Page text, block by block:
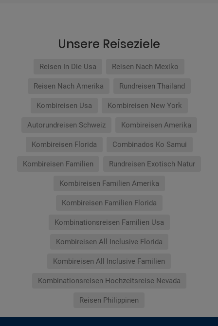
Unsere Reiseziele
Reisen In Die Usa Reisen Nach Mexiko
Reisen Nach Amerika Rundreisen Thailand
Kombireisen Usa Kombireisen New York
Autorundreisen Schweiz Kombireisen Amerika
Kombireisen Florida Combinados Ko Samui
Kombireisen Familien Rundreisen Exotisch Natur
Kombireisen Familien Amerika
Kombireisen Familien Florida
Kombinationsreisen Familien Usa
Kombireisen All Inclusive Florida
Kombireisen All Inclusive Familien
Kombinationsreisen Hochzeitsreise Nevada
Reisen Philippinen